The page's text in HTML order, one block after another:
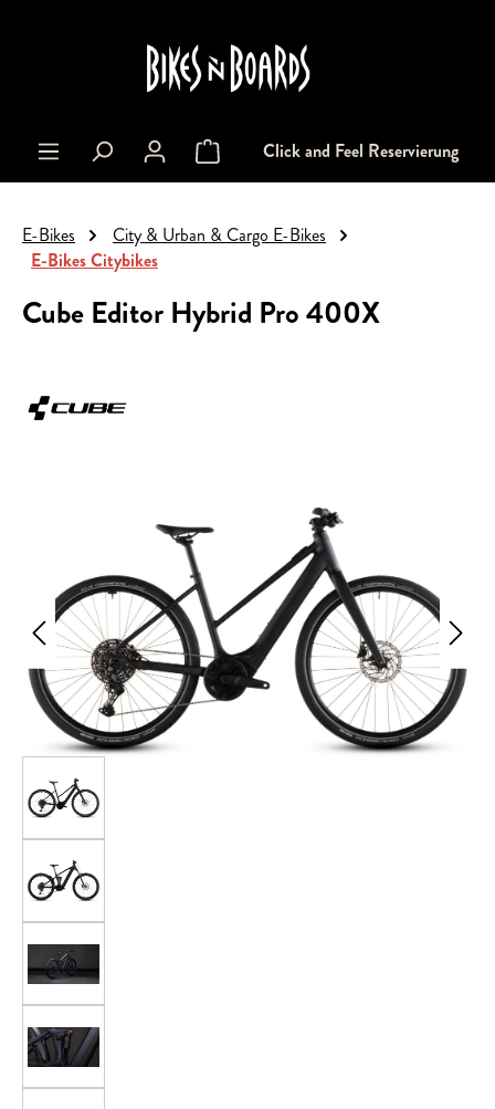
Warenkorb enthält 0 Positionen. Der
Click and Feel Reservierung
E-Bikes
City & Urban & Cargo E-Bikes
E-Bikes Citybikes
Cube Editor Hybrid Pro 400X
Bildergalerie überspringen